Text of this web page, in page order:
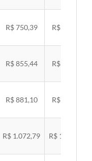
R$ 750,39 R$ 773,29
R$ 855,44 R$ 881,54
R$ 881,10 R$ 907,99
R$ 1.072,79 R$ 1.105,53